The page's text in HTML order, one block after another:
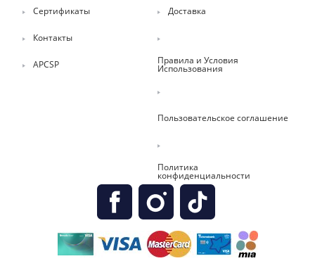
Сертификаты
Контакты
APCSP
Доставка
Правила и Условия
Использования
Пользовательское соглашение
Политика
конфиденциальности